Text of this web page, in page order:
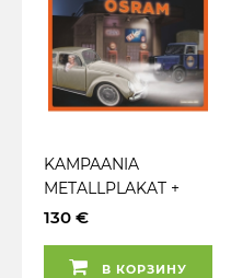
KAMPAANIA
METALLPLAKAT +
PIRN H7 (20TK)+ H4
OSRAM
130 €
В КОРЗИНУ